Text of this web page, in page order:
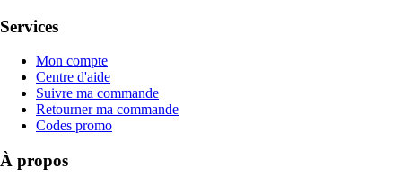
Services
Mon compte
Centre d'aide
Suivre ma commande
Retourner ma commande
Codes promo
À propos